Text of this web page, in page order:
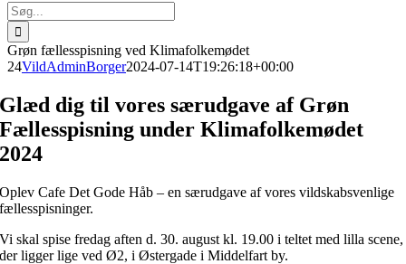
Søg
efter:
Grøn fællesspisning ved Klimafolkemødet
24VildAdminBorger2024-07-14T19:26:18+00:00
Glæd dig til vores særudgave af Grøn
Fællesspisning under Klimafolkemødet
2024
Oplev Cafe Det Gode Håb – en særudgave af vores vildskabsvenlige
fællesspisninger.
Vi skal spise fredag aften d. 30. august kl. 19.00 i teltet med lilla scene,
der ligger lige ved Ø2, i Østergade i Middelfart by.